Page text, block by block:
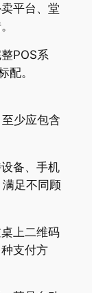
平台、堂
POS系
配。
少应包含
备、手机
足不同顾
上二维码
支付方